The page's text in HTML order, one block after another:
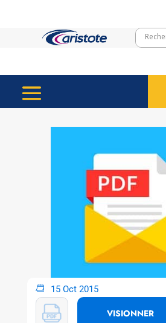
15 Oct 2015
VISIONNER